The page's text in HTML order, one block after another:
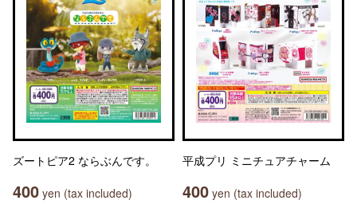
ズートピア2 ならぶんです。
400 yen (tax included)
平成プリ ミニチュアチャーム
400 yen (tax included)